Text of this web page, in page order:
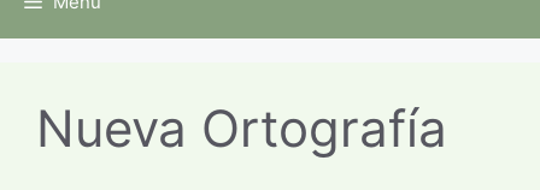
Nueva Ortografía